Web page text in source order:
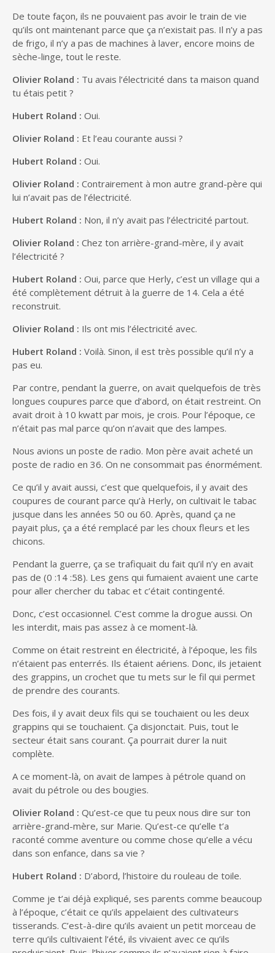
De toute façon, ils ne pouvaient pas avoir le train de vie
qu’ils ont maintenant parce que ça n’existait pas. Il n’y a pas
de frigo, il n’y a pas de machines à laver, encore moins de
sèche-linge, tout le reste.
Olivier Roland : Tu avais l’électricité dans ta maison quand
tu étais petit ?
Hubert Roland : Oui.
Olivier Roland : Et l’eau courante aussi ?
Hubert Roland : Oui.
Olivier Roland : Contrairement à mon autre grand-père qui
lui n’avait pas de l’électricité.
Hubert Roland : Non, il n’y avait pas l’électricité partout.
Olivier Roland : Chez ton arrière-grand-mère, il y avait
l’électricité ?
Hubert Roland : Oui, parce que Herly, c’est un village qui a
été complètement détruit à la guerre de 14. Cela a été
reconstruit.
Olivier Roland : Ils ont mis l’électricité avec.
Hubert Roland : Voilà. Sinon, il est très possible qu’il n’y a
pas eu.
Par contre, pendant la guerre, on avait quelquefois de très
longues coupures parce que d’abord, on était restreint. On
avait droit à 10 kwatt par mois, je crois. Pour l’époque, ce
n’était pas mal parce qu’on n’avait que des lampes.
Nous avions un poste de radio. Mon père avait acheté un
poste de radio en 36. On ne consommait pas énormément.
Ce qu’il y avait aussi, c’est que quelquefois, il y avait des
coupures de courant parce qu’à Herly, on cultivait le tabac
jusque dans les années 50 ou 60. Après, quand ça ne
payait plus, ça a été remplacé par les choux fleurs et les
chicons.
Pendant la guerre, ça se trafiquait du fait qu’il n’y en avait
pas de (0 :14 :58). Les gens qui fumaient avaient une carte
pour aller chercher du tabac et c’était contingenté.
Donc, c’est occasionnel. C’est comme la drogue aussi. On
les interdit, mais pas assez à ce moment-là.
Comme on était restreint en électricité, à l’époque, les fils
n’étaient pas enterrés. Ils étaient aériens. Donc, ils jetaient
des grappins, un crochet que tu mets sur le fil qui permet
de prendre des courants.
Des fois, il y avait deux fils qui se touchaient ou les deux
grappins qui se touchaient. Ça disjonctait. Puis, tout le
secteur était sans courant. Ça pourrait durer la nuit
complète.
A ce moment-là, on avait de lampes à pétrole quand on
avait du pétrole ou des bougies.
Olivier Roland : Qu’est-ce que tu peux nous dire sur ton
arrière-grand-mère, sur Marie. Qu’est-ce qu’elle t’a
raconté comme aventure ou comme chose qu’elle a vécu
dans son enfance, dans sa vie ?
Hubert Roland : D’abord, l’histoire du rouleau de toile.
Comme je t’ai déjà expliqué, ses parents comme beaucoup
à l’époque, c’était ce qu’ils appelaient des cultivateurs
tisserands. C’est-à-dire qu’ils avaient un petit morceau de
terre qu’ils cultivaient l’été, ils vivaient avec ce qu’ils